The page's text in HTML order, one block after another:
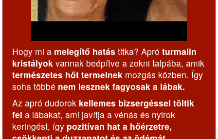
Hogy mi a melegítő hatás titka? Apró turmalin
kristályok vannak beépítve a zokni talpába, amik
természetes hőt termelnek mozgás közben. Így
soha többé nem lesznek fagyosak a lábak.
Az apró dudorok kellemes bizsergéssel töltik
fel a lábakat, ami javítja a vénás és nyirok
keringést, így pozitívan hat a hőérzetre,